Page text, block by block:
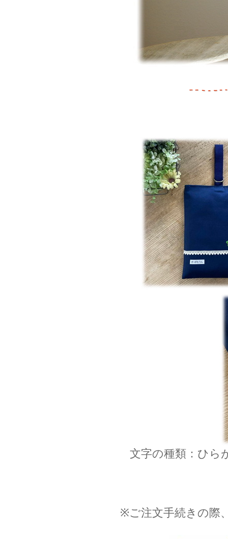
文字の種類：ひら
※ご注文手続きの際